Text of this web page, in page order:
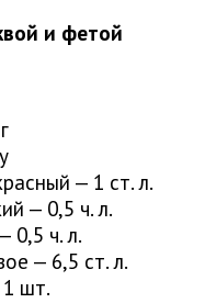
и фетой
— 1 ст. л.
— 0,5 ч. л.
0,5 ч. л.
— 6,5 ст. л.
шт.